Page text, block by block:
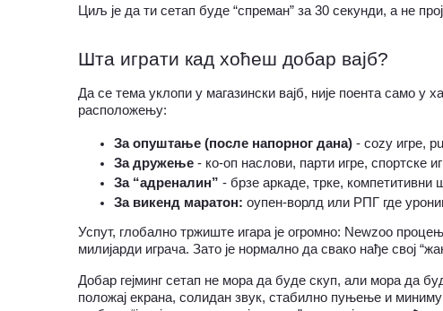
Циљ је да ти сетап буде “спреман” за 30 секунди, а не
Шта играти кад хоћеш добар вајб?
Да се тема уклопи у магазински вајб, није поента само у
расположењу:
За опуштање (после напорног дана) - cozy игре,
За дружење - ко-оп наслови, парти игре, спортске
За “адреналин” - брзе аркаде, трке, компетитивни
За викенд маратон: оупен-ворлд или РПГ где
Успут, глобално тржиште игара је огромно: Newzoo
милијарди играча. Зато је нормално да свако нађе свој
Добар гејминг сетап не мора да буде скуп, али мора да
положај екрана, солидан звук, стабилно пуњење и